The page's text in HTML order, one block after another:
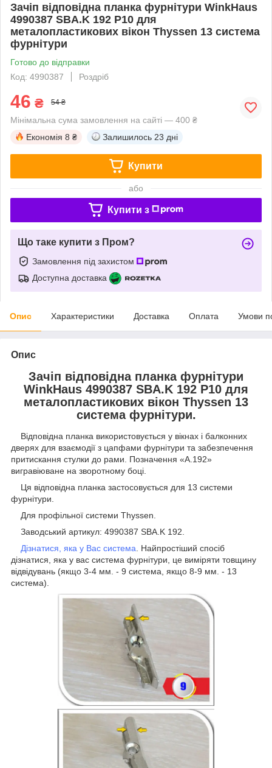
Зачіп відповідна планка фурнітури WinkHaus
4990387 SBA.K 192 P10 для
металопластикових вікон Thyssen 13 система
фурнітури
Готово до відправки
Код: 4990387
Роздріб
46 ₴ 54 ₴
Мінімальна сума замовлення на сайті — 400 ₴
Економія 8 ₴ Залишилось 23 дні
Купити
або
Купити з
Що таке купити з Пром?
Замовлення під захистом
Доступна доставка
Опис Характеристики Доставка Оплата Умови
Опис
Зачіп відповідна планка фурнітури
WinkHaus 4990387 SBA.K 192 P10 для
металопластикових вікон Thyssen 13
система фурнітури.
Відповідна планка використовується у вікнах і балконних
дверях для взаємодії з цапфами фурнітури та забезпечення
притискання стулки до рами. Позначення «А.192»
вигравіюване на зворотному боці.
Ця відповідна планка застосовується для 13 системи
фурнітури.
Для профільної системи Thyssen.
Заводський артикул: 4990387 SBA.K 192.
Дізнатися, яка у Вас система. Найпростіший спосіб
дізнатися, яка у вас система фурнітури, це виміряти товщину
відвідувань (якщо 3-4 мм. - 9 система, якщо 8-9 мм. - 13
система).